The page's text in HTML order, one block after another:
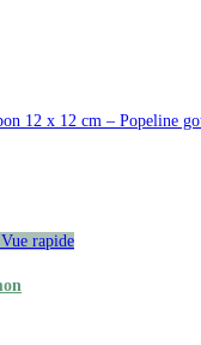
Vue rapide